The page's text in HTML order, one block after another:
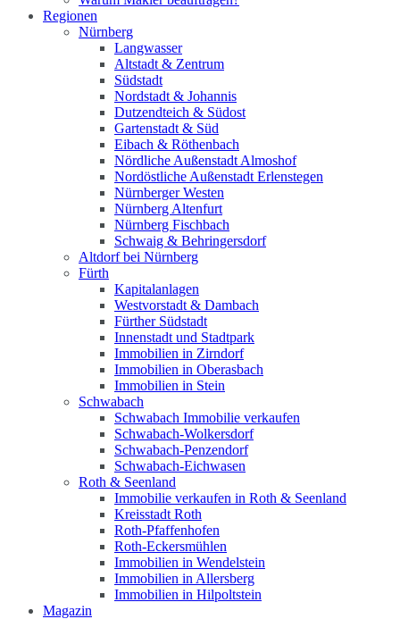
Regionen
Nürnberg
Langwasser
Altstadt & Zentrum
Südstadt
Nordstadt & Johannis
Dutzendteich & Südost
Gartenstadt & Süd
Eibach & Röthenbach
Nördliche Außenstadt Almoshof
Nordöstliche Außenstadt Erlenstegen
Nürnberger Westen
Nürnberg Altenfurt
Nürnberg Fischbach
Schwaig & Behringersdorf
Altdorf bei Nürnberg
Fürth
Kapitalanlagen
Westvorstadt & Dambach
Fürther Südstadt
Innenstadt und Stadtpark
Immobilien in Zirndorf
Immobilien in Oberasbach
Immobilien in Stein
Schwabach
Schwabach Immobilie verkaufen
Schwabach-Wolkersdorf
Schwabach-Penzendorf
Schwabach-Eichwasen
Roth & Seenland
Immobilie verkaufen in Roth & Seenland
Kreisstadt Roth
Roth-Pfaffenhofen
Roth-Eckersmühlen
Immobilien in Wendelstein
Immobilien in Allersberg
Immobilien in Hilpoltstein
Magazin